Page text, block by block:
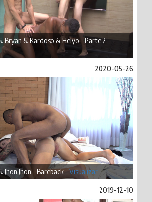
Bryan & Kardoso & Helyo - Parte 2 -
2020-05-26
Jhon Jhon - Bareback -Visualizar
2019-12-10